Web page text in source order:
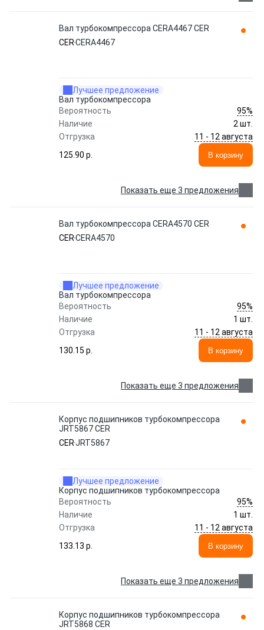
Вал турбокомпрессора CERA4467 CER
CERCERA4467
Лучшее предложение
Вал турбокомпрессора
Вероятность
95%
Наличие
2 шт.
Отгрузка
11 - 12 августа
125.90 p.
В корзину
Показать еще 3 предложения
Вал турбокомпрессора CERA4570 CER
CERCERA4570
Лучшее предложение
Вал турбокомпрессора
Вероятность
95%
Наличие
1 шт.
Отгрузка
11 - 12 августа
130.15 p.
В корзину
Показать еще 3 предложения
Корпус подшипников турбокомпрессора
JRT5867 CER
CERJRT5867
Лучшее предложение
Корпус подшипников турбокомпрессора
Вероятность
95%
Наличие
1 шт.
Отгрузка
11 - 12 августа
133.13 p.
В корзину
Показать еще 3 предложения
Корпус подшипников турбокомпрессора
JRT5868 CER